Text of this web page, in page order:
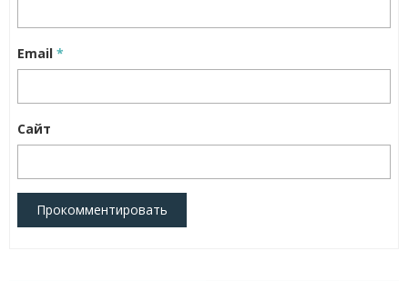
Email *
Сайт
Прокомментировать